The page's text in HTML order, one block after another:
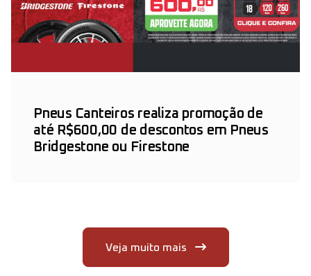
Pneus Canteiros realiza promoção de
até R$600,00 de descontos em Pneus
Bridgestone ou Firestone
Veja muito mais